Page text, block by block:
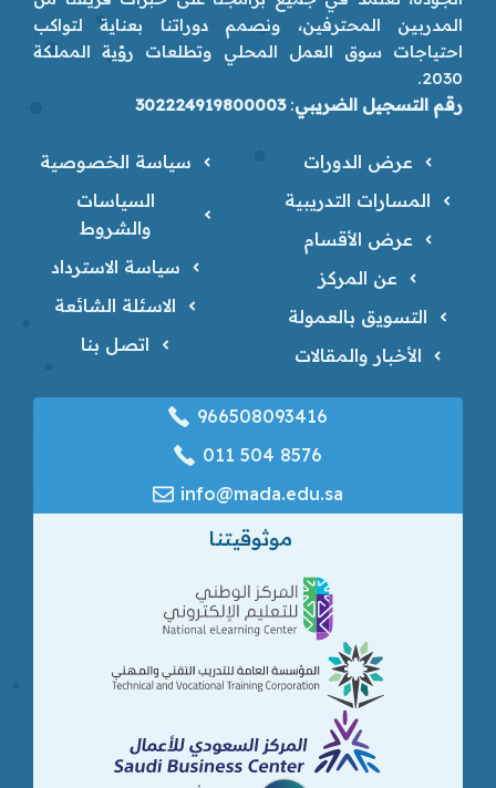
المدربين المحترفين، ونصمم دوراتنا بعناية لتواكب
احتياجات سوق العمل المحلي وتطلعات رؤية المملكة
2030.
رقم التسجيل الضريبي:
302224919800003
عرض الدورات
المسارات التدريبية
عرض الأقسام
عن المركز
التسويق بالعمولة
الأخبار والمقالات
سياسة الخصوصية
السياسات
والشروط
سياسة الاسترداد
الاسئلة الشائعة
اتصل بنا
966508093416
‎011 504 8576
info@mada.edu.sa
موثوقيتنا